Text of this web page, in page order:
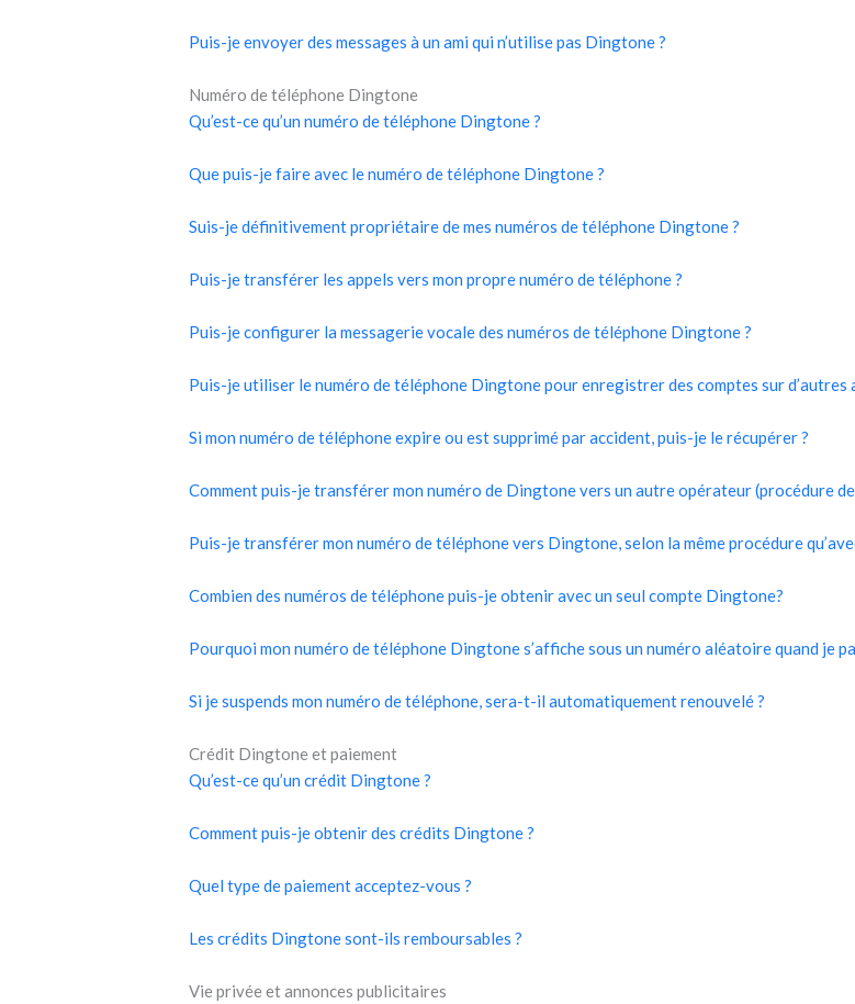
Puis-je envoyer des messages à un ami qui n’utilise pas Dingtone ?
Numéro de téléphone Dingtone
Qu’est-ce qu’un numéro de téléphone Dingtone ?
Que puis-je faire avec le numéro de téléphone Dingtone ?
Suis-je définitivement propriétaire de mes numéros de téléphone Dingtone ?
Puis-je transférer les appels vers mon propre numéro de téléphone ?
Puis-je configurer la messagerie vocale des numéros de téléphone Dingtone ?
Puis-je utiliser le numéro de téléphone Dingtone pour enregistrer des comptes sur d’autres
Si mon numéro de téléphone expire ou est supprimé par accident, puis-je le récupérer ?
Comment puis-je transférer mon numéro de Dingtone vers un autre opérateur (procédure
Puis-je transférer mon numéro de téléphone vers Dingtone, selon la même procédure
Combien des numéros de téléphone puis-je obtenir avec un seul compte Dingtone?
Pourquoi mon numéro de téléphone Dingtone s’affiche sous un numéro aléatoire quand je
Si je suspends mon numéro de téléphone, sera-t-il automatiquement renouvelé ?
Crédit Dingtone et paiement
Qu’est-ce qu’un crédit Dingtone ?
Comment puis-je obtenir des crédits Dingtone ?
Quel type de paiement acceptez-vous ?
Les crédits Dingtone sont-ils remboursables ?
Vie privée et annonces publicitaires